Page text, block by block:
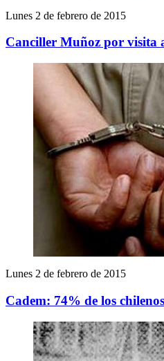
Lunes 2 de febrero de 2015
Canciller Muñoz por visita
Lunes 2 de febrero de 2015
Cadem: 74% de los